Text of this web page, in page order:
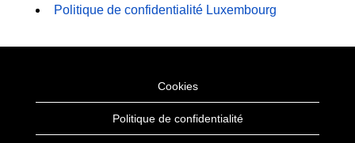
Politique de confidentialité Luxembourg
Cookies
Politique de confidentialité